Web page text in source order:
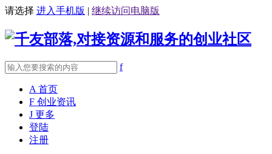
请选择 进入手机版 | 继续访问电脑版
f
A 首页
F 创业资讯
J 更多
登陆
注册